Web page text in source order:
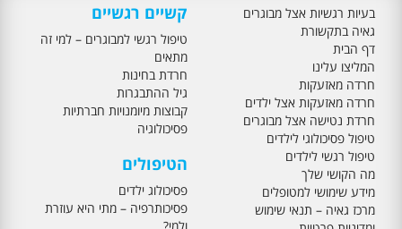
בעיות רגשיות אצל מבוגרים
גאיה בתקשורת
דף הבית
המליצו עלינו
חרדה מאזעקות
חרדה מאזעקות אצל ילדים
חרדת נטישה אצל מבוגרים
טיפול פסיכולוגי לילדים
טיפול רגשי לילדים
מה הקושי שלך
מידע שימושי למטופלים
מרכז גאיה – תנאי שימוש
קשיים רגשיים
טיפול רגשי למבוגרים – למי זה
מתאים
חרדת בחינות
גיל ההתבגרות
קבוצות מיומנויות חברתיות
פסיכולוגיה
הטיפולים
פסיכולוג ילדים
פסיכותרפיה – מתי היא עוזרת
ולמי?